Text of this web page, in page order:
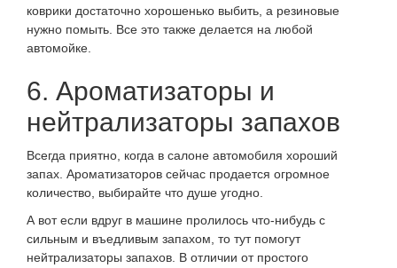
коврики достаточно хорошенько выбить, а резиновые
нужно помыть. Все это также делается на любой
автомойке.
6. Ароматизаторы и
нейтрализаторы запахов
Всегда приятно, когда в салоне автомобиля хороший
запах. Ароматизаторов сейчас продается огромное
количество, выбирайте что душе угодно.
А вот если вдруг в машине пролилось что-нибудь с
сильным и въедливым запахом, то тут помогут
нейтрализаторы запахов. В отличии от простого